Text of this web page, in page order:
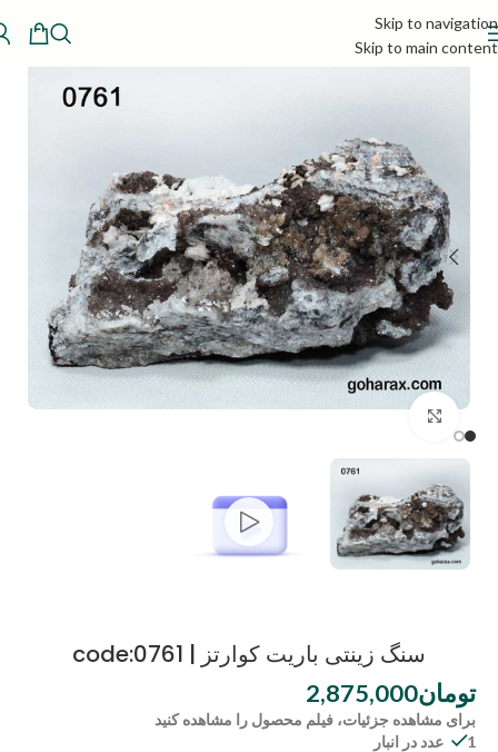
Skip to navigation
Skip to main content
سنگ زینتی باریت کوارتز | code:0761
تومان2,875,000
برای مشاهده جزئیات، فیلم محصول را مشاهده کنید
1 عدد در انبار